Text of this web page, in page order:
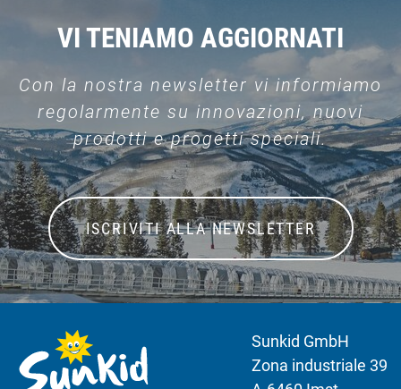
VI TENIAMO AGGIORNATI
Con la nostra newsletter vi informiamo
regolarmente su innovazioni, nuovi
prodotti e progetti speciali.
ISCRIVITI ALLA NEWSLETTER
Sunkid GmbH
Zona industriale 39